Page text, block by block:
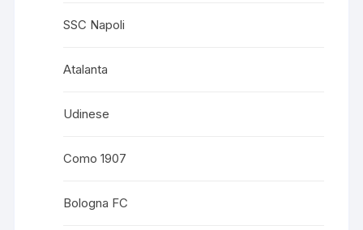
SSC Napoli
Atalanta
Udinese
Como 1907
Bologna FC